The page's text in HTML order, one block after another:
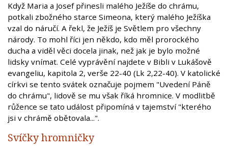
Když Maria a Josef přinesli malého Ježíše do chrámu,
potkali zbožného starce Simeona, který malého Ježíška
vzal do náručí. A řekl, že Ježíš je Světlem pro všechny
národy. To mohl říci jen někdo, kdo měl prorockého
ducha a viděl věci docela jinak, než jak je bylo možné
lidsky vnímat. Celé vyprávění najdete v Bibli v Lukášově
evangeliu, kapitola 2, verše 22-40 (Lk 2,22-40). V katolické
církvi se tento svátek označuje pojmem "Uvedení Páně
do chrámu", lidově se mu však říká hromnice. V modlitbě
růžence se tato událost připomíná v tajemství "kterého
jsi v chrámě obětovala...".
Svíčky hromničky